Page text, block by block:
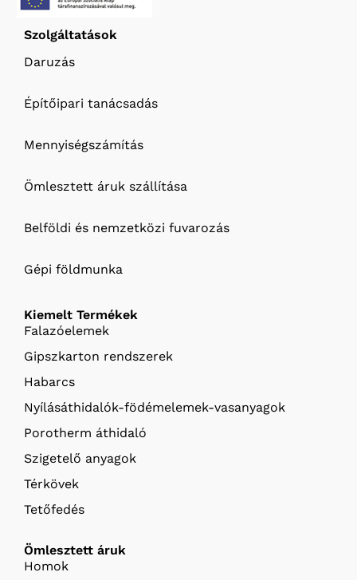
Szolgáltatások
Daruzás
Építőipari tanácsadás
Mennyiségszámítás
Ömlesztett áruk szállítása
Belföldi és nemzetközi fuvarozás
Gépi földmunka
Kiemelt Termékek
Falazóelemek
Gipszkarton rendszerek
Habarcs
Nyílásáthidalók-födémelemek-vasanyagok
Porotherm áthidaló
Szigetelő anyagok
Térkövek
Tetőfedés
Ömlesztett áruk
Homok